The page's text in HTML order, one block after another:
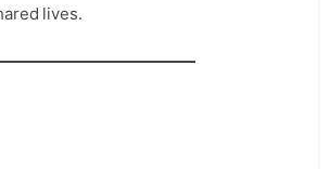
lives.